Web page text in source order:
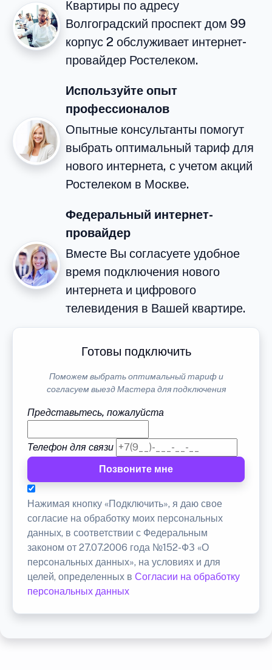
Квартиры по адресу
Волгоградский проспект дом 99
корпус 2 обслуживает интернет-
провайдер Ростелеком.
Используйте опыт
профессионалов
Опытные консультанты помогут
выбрать оптимальный тариф для
нового интернета, с учетом акций
Ростелеком в Москве.
Федеральный интернет-
провайдер
Вместе Вы согласуете удобное
время подключения нового
интернета и цифрового
телевидения в Вашей квартире.
Готовы подключить
Поможем выбрать оптимальный тариф и
согласуем выезд Мастера для подключения
Представьтесь, пожалуйста
Телефон для связи
Позвоните мне
Нажимая кнопку «Подключить», я даю свое
согласие на обработку моих персональных
данных, в соответствии с Федеральным
законом от 27.07.2006 года №152-ФЗ «О
персональных данных», на условиях и для
целей, определенных в Согласии на обработку
персональных данных